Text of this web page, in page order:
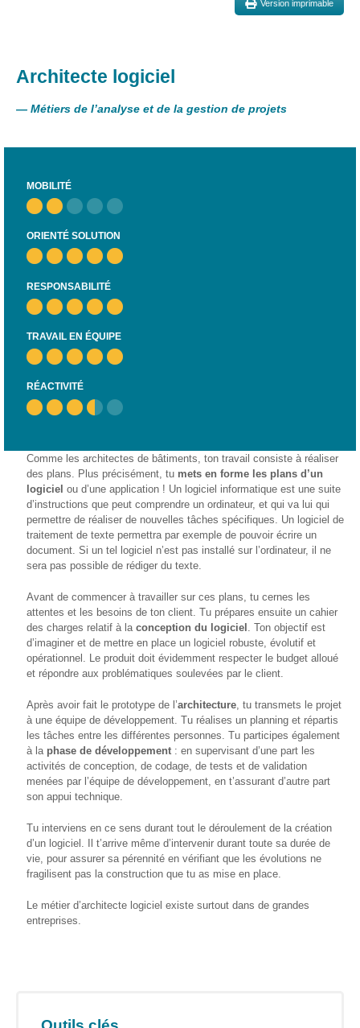
Version imprimable
Architecte logiciel
— Métiers de l’analyse et de la gestion de projets
MOBILITÉ
ORIENTÉ SOLUTION
RESPONSABILITÉ
TRAVAIL EN ÉQUIPE
RÉACTIVITÉ
Comme les architectes de bâtiments, ton travail consiste à réaliser
des plans. Plus précisément, tu mets en forme les plans d’un
logiciel ou d’une application ! Un logiciel informatique est une suite
d’instructions que peut comprendre un ordinateur, et qui va lui qui
permettre de réaliser de nouvelles tâches spécifiques. Un logiciel de
traitement de texte permettra par exemple de pouvoir écrire un
document. Si un tel logiciel n’est pas installé sur l’ordinateur, il ne
sera pas possible de rédiger du texte.
Avant de commencer à travailler sur ces plans, tu cernes les
attentes et les besoins de ton client. Tu prépares ensuite un cahier
des charges relatif à la conception du logiciel . Ton objectif est
d’imaginer et de mettre en place un logiciel robuste, évolutif et
opérationnel. Le produit doit évidemment respecter le budget alloué
et répondre aux problématiques soulevées par le client.
Après avoir fait le prototype de l’architecture , tu transmets le projet
à une équipe de développement. Tu réalises un planning et répartis
les tâches entre les différentes personnes. Tu participes également
à la phase de développement : en supervisant d’une part les
activités de conception, de codage, de tests et de validation
menées par l’équipe de développement, en t’assurant d’autre part
son appui technique.
Tu interviens en ce sens durant tout le déroulement de la création
d’un logiciel. Il t’arrive même d’intervenir durant toute sa durée de
vie, pour assurer sa pérennité en vérifiant que les évolutions ne
fragilisent pas la construction que tu as mise en place.
Le métier d’architecte logiciel existe surtout dans de grandes
entreprises.
privée
Formations pour
d’emploi
DIGISTART
Support IT –
Je valorise
avec le
numérique
Horizon IT :
J’explore les
– CISP
Electromécanicienne
FormaTIC
– Le
numérique
au travail
public avec le
numérique
Pour
les
ainé·es
Formations
sur mesure
Découvrir
Espace
Public
Numérique
les
ainé·es